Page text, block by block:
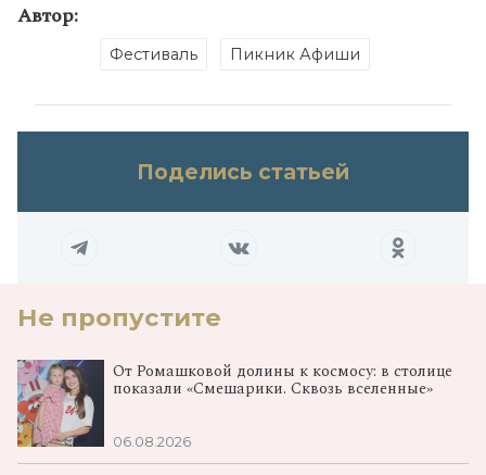
Автор:
Фестиваль Пикник Афиши
Поделись статьей
Не пропустите
От Ромашковой долины к космосу: в столице
показали «Смешарики. Сквозь вселенные»
06.08.2026